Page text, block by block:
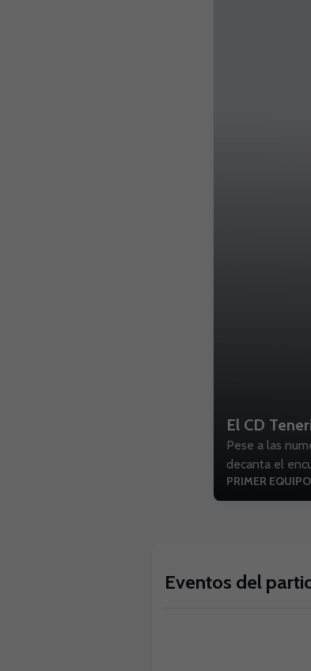
El CD
Pese a las
decanta el
PRIMER EQUIPO
Eventos del